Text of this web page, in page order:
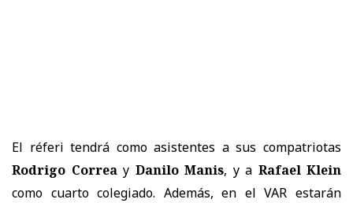
El réferi tendrá como asistentes a sus compatriotas
Rodrigo Correay Danilo Manis, y a Rafael Klein
como cuarto colegiado. Además, en el VAR estarán